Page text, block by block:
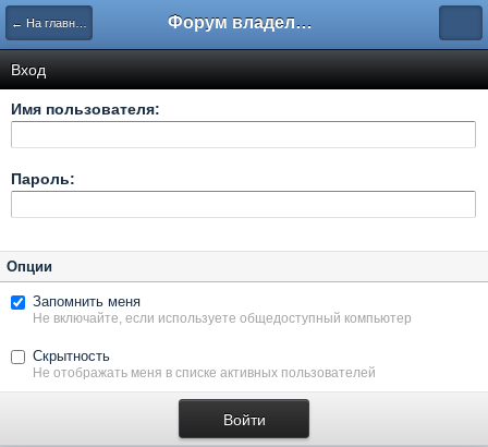
← На главную Форум владельцев интернет-магазинов
Вход
Имя пользователя:
Пароль:
Опции
Запомнить меня
Не включайте, если используете общедоступный компьютер
Скрытность
Не отображать меня в списке активных пользователей